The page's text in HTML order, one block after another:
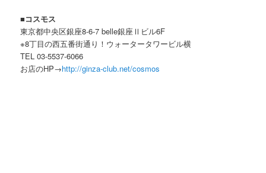
■コスモス
東京都中央区銀座8-6-7 belle銀座Ⅱビル6F
※8丁目の西五番街通り！ウォータータワービル横
TEL 03-5537-6066
お店のHP→http://ginza-club.net/cosmos